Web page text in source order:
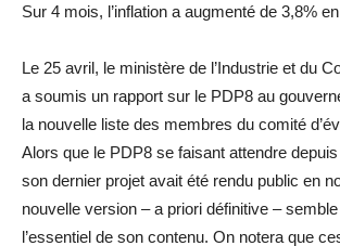
Sur 4 mois, l’inflation a augmenté de 3,8%
Le 25 avril, le ministère de l’Industrie et du
a soumis un rapport sur le PDP8 au
la nouvelle liste des membres du comité
Alors que le PDP8 se faisant attendre
son dernier projet avait été rendu public en
nouvelle version – a priori définitive –
l’essentiel de son contenu. On notera que